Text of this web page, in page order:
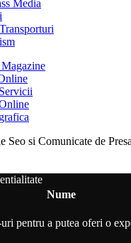
Media
si Comunicate de
Nume
pentru a putea oferi o